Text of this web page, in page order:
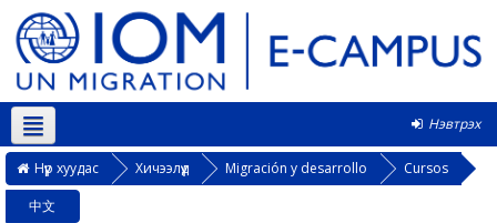
Нэвтрэх
Монгол ‎(mn)‎
Нүүр хуудас Хичээлүүд Migración y desarrollo
Cursos
中文